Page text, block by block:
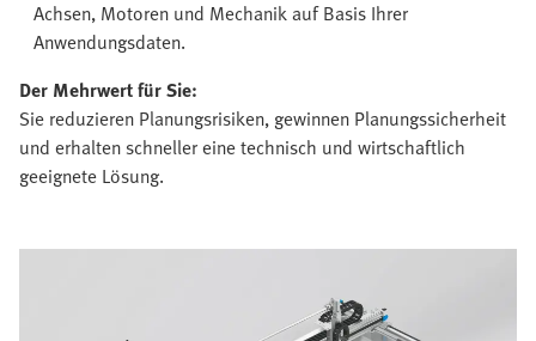
Achsen, Motoren und Mechanik auf Basis Ihrer
Anwendungsdaten.
Der Mehrwert für Sie:
Sie reduzieren Planungsrisiken, gewinnen Planungssicherheit
und erhalten schneller eine technisch und wirtschaftlich
geeignete Lösung.